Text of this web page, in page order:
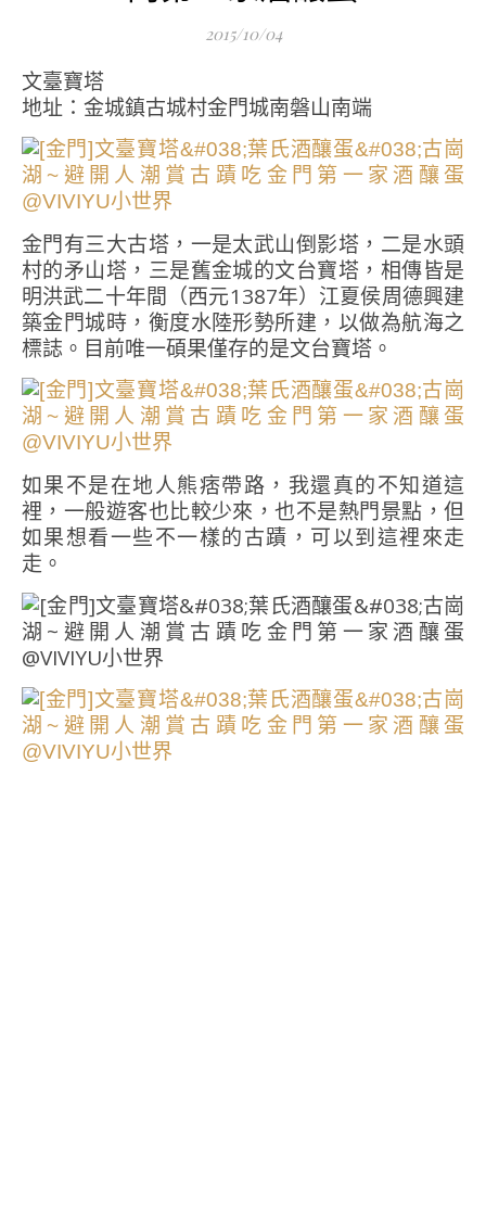
2015/10/04
文臺寶塔
地址：金城鎮古城村金門城南磐山南端
金門有三大古塔，一是太武山倒影塔，二是水頭
村的矛山塔，三是舊金城的文台寶塔，相傳皆是
明洪武二十年間（西元1387年）江夏侯周德興建
築金門城時，衡度水陸形勢所建，以做為航海之
標誌。目前唯一碩果僅存的是文台寶塔。
如果不是在地人熊痞帶路，我還真的不知道這
裡，一般遊客也比較少來，也不是熱門景點，但
如果想看一些不一樣的古蹟，可以到這裡來走
走。